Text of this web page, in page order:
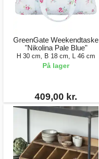
GreenGate Weekendtaske
"Nikolina Pale Blue"
H 30 cm, B 18 cm, L 46 cm
På lager
409,00 kr.